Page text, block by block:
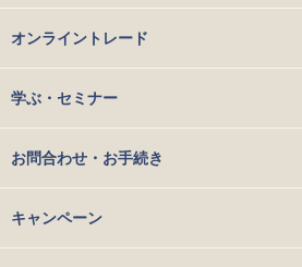
オンライントレード
学ぶ・セミナー
お問合わせ・お手続き
キャンペーン